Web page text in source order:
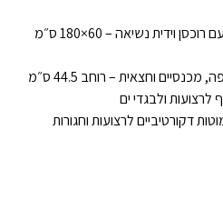
כיסוי בגד מתקפל מבד נושם עם רוכסן וידית נשיאה – 60×180 ס״מ
וחצאית – רוחב 44.5 ס״מ
ולבגדי ים
דקורטיביים לרצועות וחגורות